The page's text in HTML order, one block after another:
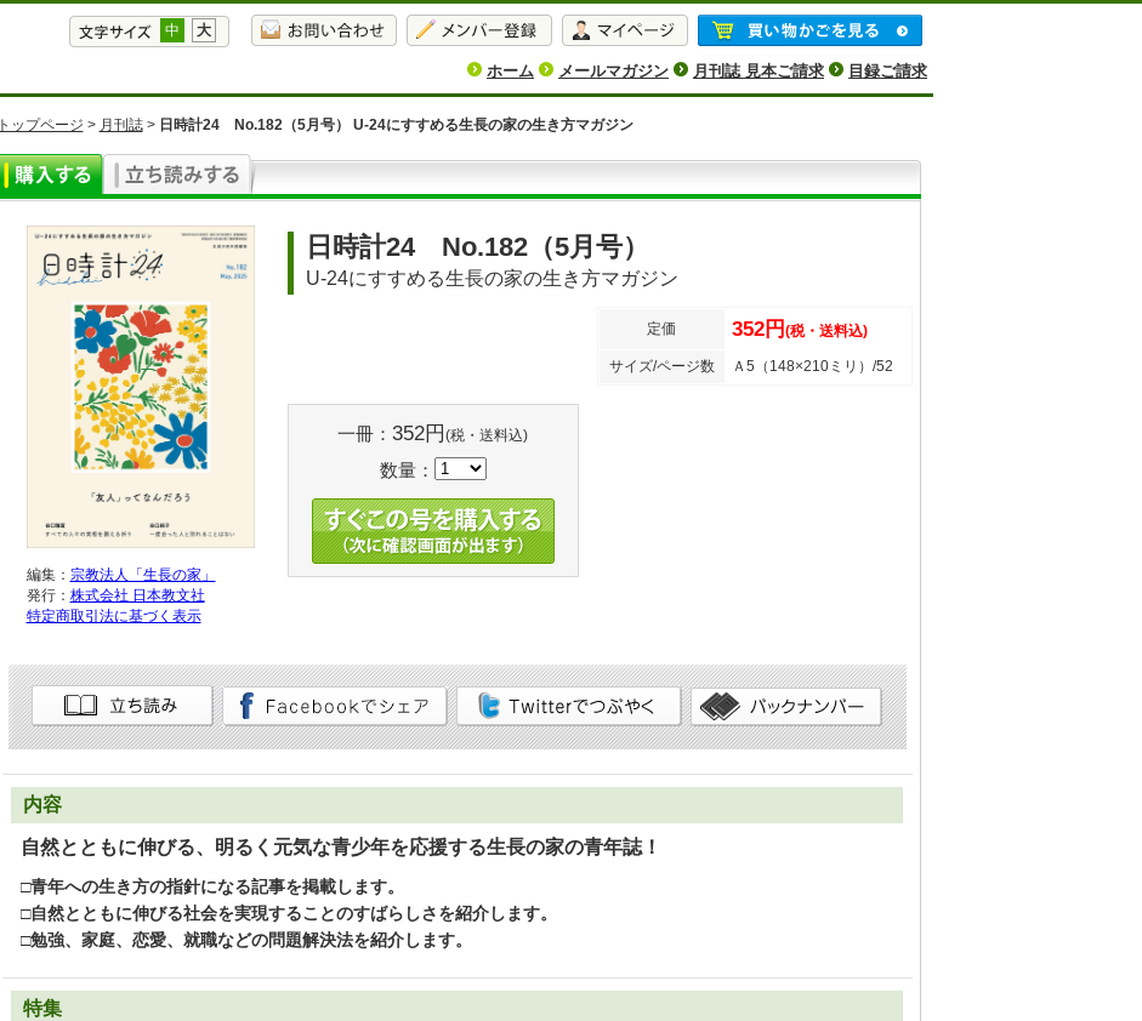
中 大
ホーム メールマガジン 月刊誌 見本ご請求 目録ご請求
トップページ > 月刊誌> 日時計24 No.182（5月号） U-24にすすめる生長の家の生き方マガジン
編集： 宗教法人「生長の家」
発行： 株式会社 日本教文社
特定商取引法に基づく表示
日時計24 No.182（5月号）
U-24にすすめる生長の家の生き方マガジン
定価 352円 (税・送料込)
サイズ/ページ数 Ａ5（148×210ミリ）/52
一冊： 352円 (税・送料込)
数量：
内容
自然とともに伸びる、明るく元気な青少年を応援する生長の家の青年誌！
□青年への生き方の指針になる記事を掲載します。
□自然とともに伸びる社会を実現することのすばらしさを紹介します。
□勉強、家庭、恋愛、就職などの問題解決法を紹介します。
特集